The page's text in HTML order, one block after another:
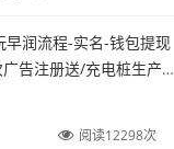
润流程-实名-钱包提现
告注册送/充电桩生产电
阅读12298次